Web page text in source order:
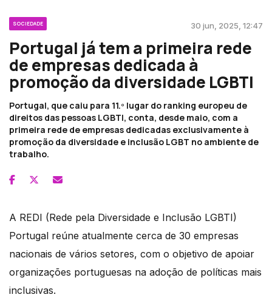
SOCIEDADE 30 jun, 2025, 12:47
Portugal já tem a primeira rede
de empresas dedicada à
promoção da diversidade LGBTI
Portugal, que caiu para 11.º lugar do ranking europeu de
direitos das pessoas LGBTI, conta, desde maio, com a
primeira rede de empresas dedicadas exclusivamente à
promoção da diversidade e inclusão LGBT no ambiente de
trabalho.
A REDI (Rede pela Diversidade e Inclusão LGBTI)
Portugal reúne atualmente cerca de 30 empresas
nacionais de vários setores, com o objetivo de apoiar
organizações portuguesas na adoção de políticas mais
inclusivas.